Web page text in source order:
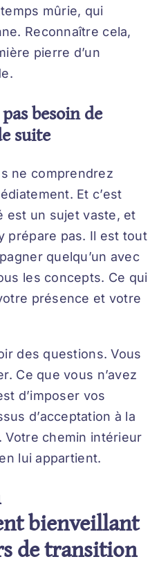
mûrie, qui
Reconnaître cela,
pierre d’un
besoin de
suite
ne comprendrez
Et c’est
est un sujet vaste, et
prépare pas. Il est tout
quelqu’un avec
les concepts. Ce qui
présence et votre
des questions. Vous
Ce que vous n’avez
d’imposer vos
d’acceptation à la
Votre chemin intérieur
lui appartient.
bienveillant
de transition